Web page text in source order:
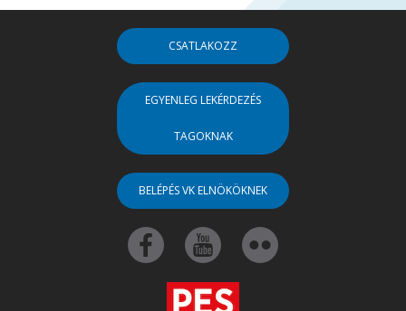
CSATLAKOZZ
EGYENLEG LEKÉRDEZÉS
TAGOKNAK
BELÉPÉS VK ELNÖKÖKNEK